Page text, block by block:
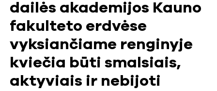
dailės akademijos Kauno
fakulteto erdvėse
vyksiančiame renginyje
kviečia būti smalsiais,
aktyviais ir nebijoti